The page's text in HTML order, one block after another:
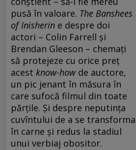
pusă în valoare. The Banshees
of Inisherin e despre doi
actori – Colin Farrell și
Brendan Gleeson – chemați
să protejeze cu orice preț
acest know-howde auctore,
un pic jenant în măsura în
care sufocă filmul din toate
părțile. Și despre neputința
cuvîntului de a se transforma
în carne și redus la stadiul
unui verbiaj obositor.